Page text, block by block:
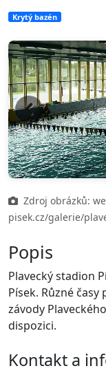
Krytý bazén
Previous
Zdroj obrázků:
pisek.cz/galerie/
Popis
Plavecký stadion
Písek. Různé
závody
dispozici.
Kontakt a